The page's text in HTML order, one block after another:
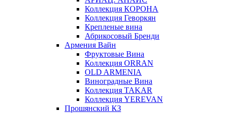
Коллекция КОРОНА
Коллекция Геворкян
Крепленые вина
Абрикосовый Бренди
Армения Вайн
Фруктовые Вина
Коллекция ORRAN
OLD ARMENIA
Виноградные Вина
Коллекция TAKAR
Коллекция YEREVAN
Прошянский КЗ